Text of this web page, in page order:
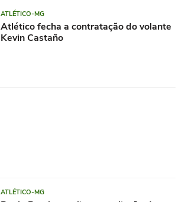
ATLÉTICO-MG
Atlético fecha a contratação do volante
Kevin Castaño
ATLÉTICO-MG